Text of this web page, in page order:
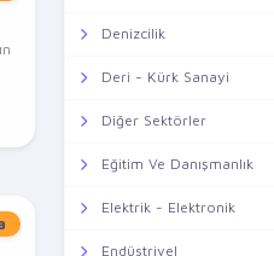
Denizcilik
Deri - Kürk Sanayi
Diğer Sektörler
Eğitim Ve Danışmanlık
Elektrik - Elektronik
Endüstriyel